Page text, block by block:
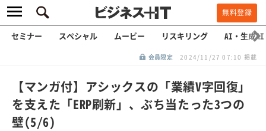
無料登録
セミナー スペシャル ムービー リスキリング AI・生成AI
会員限定 2024/11/27 07:10 掲載
【マンガ付】アシックスの「業績V字回復」
を支えた「ERP刷新」、ぶち当たった3つの
壁(5/6)